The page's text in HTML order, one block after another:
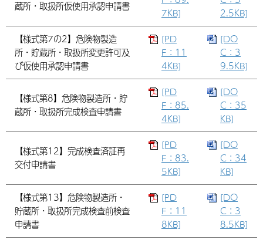
蔵所・取扱所仮使用承認申請書
7KB]
2.5KB]
【様式第7の2】危険物製造
所・貯蔵所・取扱所変更許可及
び仮使用承認申請書
[PD
F：11
4KB]
[DO
C：3
9.5KB]
【様式第8】危険物製造所・貯
蔵所・取扱所完成検査申請書
[PD
F：85.
4KB]
[DO
C：35
KB]
【様式第12】完成検査済証再
交付申請書
[PD
F：83.
5KB]
[DO
C：34
KB]
【様式第13】危険物製造所・
貯蔵所・取扱所完成検査前検査
申請書
[PD
F：11
8KB]
[DO
C：3
8.5KB]